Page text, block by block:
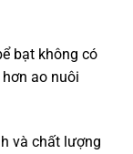
bạt không có
ao nuôi
và chất lượng